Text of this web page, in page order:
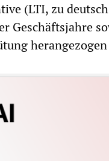
(LTI, zu
Geschäftsjahre